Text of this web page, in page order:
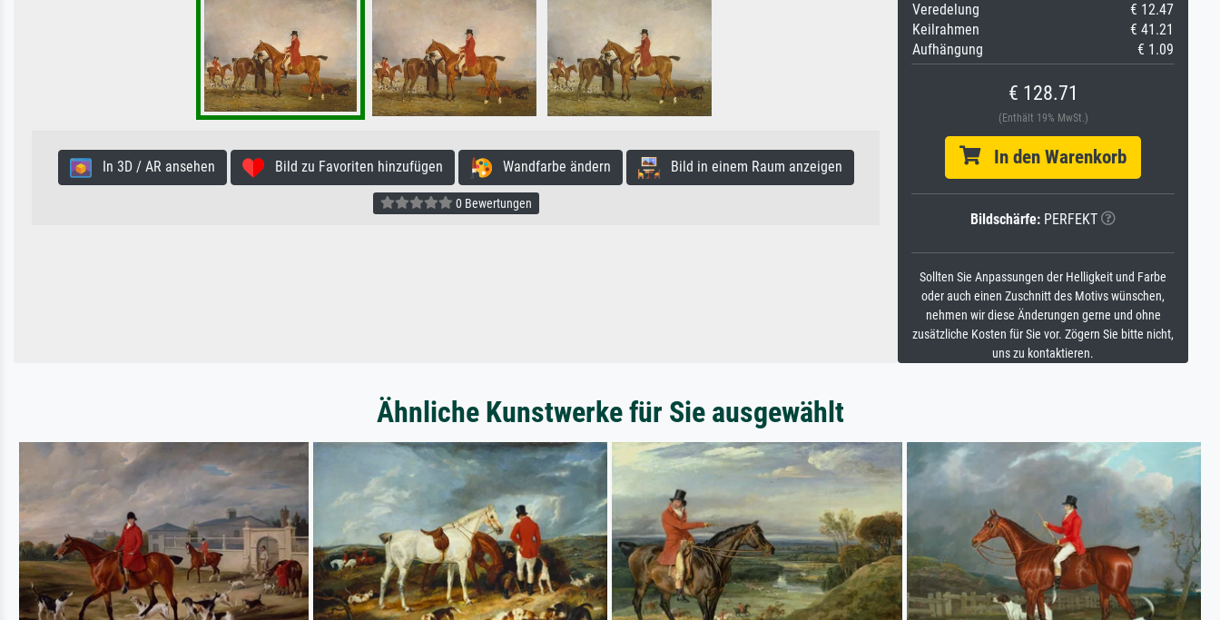
In 3D / AR ansehen Bild zu Favoriten hinzufügen Wandfarbe ändern Bild in einem Raum anzeigen
0 Bewertungen
Veredelung
€ 12.47
Keilrahmen
€ 41.21
Aufhängung
€ 1.09
€ 128.71
(Enthält 19% MwSt.)
In den Warenkorb
Bildschärfe: PERFEKT
Sollten Sie Anpassungen der Helligkeit und Farbe
oder auch einen Zuschnitt des Motivs wünschen,
nehmen wir diese Änderungen gerne und ohne
zusätzliche Kosten für Sie vor. Zögern Sie bitte nicht,
uns zu kontaktieren.
Ähnliche Kunstwerke für Sie ausgewählt